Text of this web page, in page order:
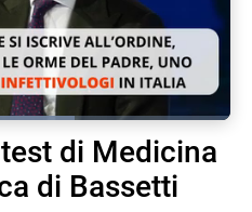
di Medicina
di Bassetti